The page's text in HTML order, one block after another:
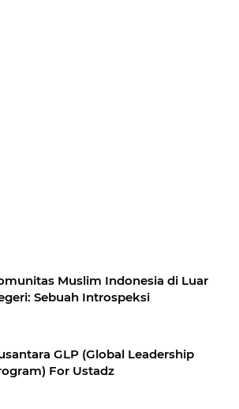
Muslim Indonesia di Luar
Sebuah Introspeksi
GLP (Global Leadership
For Ustadz